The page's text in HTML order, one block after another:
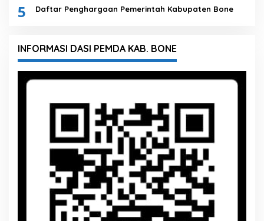
5 Daftar Penghargaan Pemerintah Kabupaten Bone
INFORMASI DASI PEMDA KAB. BONE